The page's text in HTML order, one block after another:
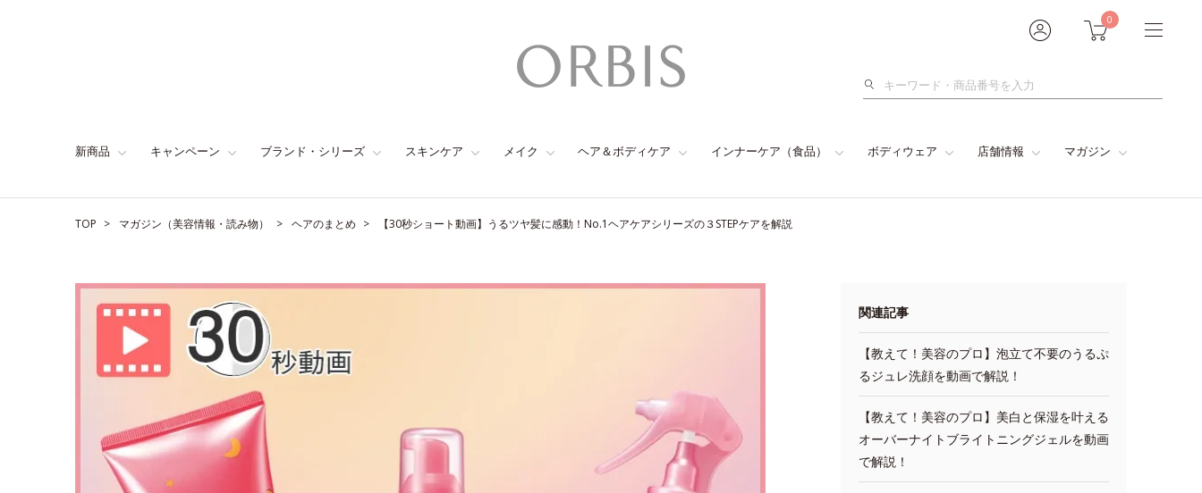
0
検
新商品 キャンペーン ブランド・シリーズ スキンケア メイク ヘア＆ボディケア インナーケア（食品） ボディウェア 店舗情報 マガジン
TOP マガジン（美容情報・読み物） ヘアのまとめ 【30秒ショート動画】うるツヤ髪に感動！No.1ヘアケアシリーズの３STEPケアを解説
関連記事
【教えて！美容のプロ】泡立て不要のうるぷ
るジュレ洗顔を動画で解説！
【教えて！美容のプロ】美白と保湿を叶える
オーバーナイトブライトニングジェルを動画
で解説！